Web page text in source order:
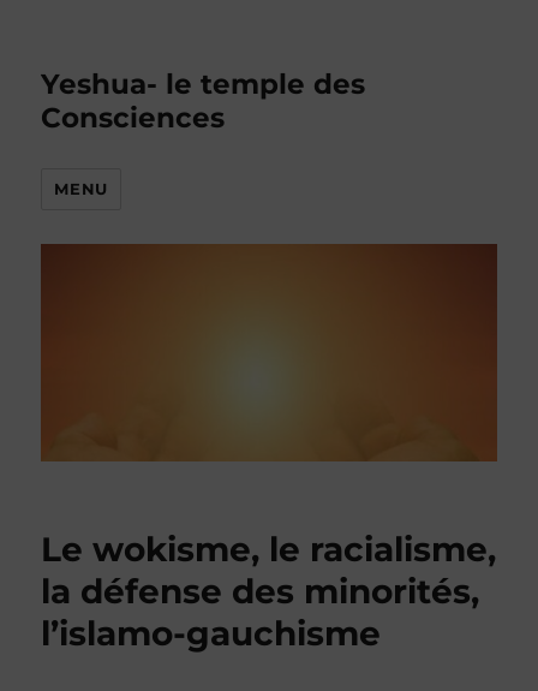
Yeshua- le temple des
Consciences
MENU
Le wokisme, le racialisme,
la défense des minorités,
l’islamo-gauchisme